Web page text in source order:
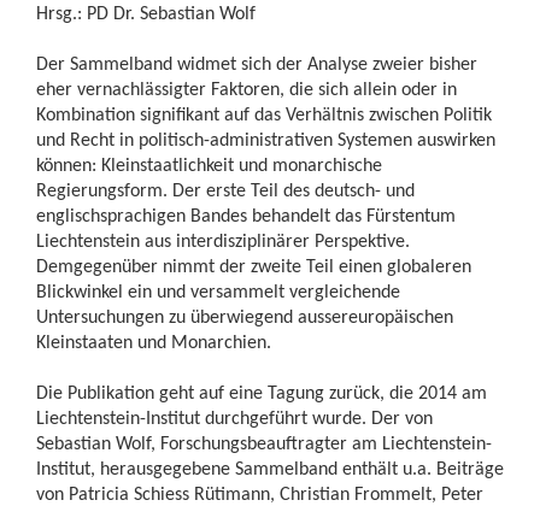
Hrsg.: PD Dr. Sebastian Wolf
Der Sammelband widmet sich der Analyse zweier bisher
eher vernachlässigter Faktoren, die sich allein oder in
Kombination signifikant auf das Verhältnis zwischen Politik
und Recht in politisch-administrativen Systemen auswirken
können: Kleinstaatlichkeit und monarchische
Regierungsform. Der erste Teil des deutsch- und
englischsprachigen Bandes behandelt das Fürstentum
Liechtenstein aus interdisziplinärer Perspektive.
Demgegenüber nimmt der zweite Teil einen globaleren
Blickwinkel ein und versammelt vergleichende
Untersuchungen zu überwiegend aussereuropäischen
Kleinstaaten und Monarchien.
Die Publikation geht auf eine Tagung zurück, die 2014 am
Liechtenstein-Institut durchgeführt wurde. Der von
Sebastian Wolf, Forschungsbeauftragter am Liechtenstein-
Institut, herausgegebene Sammelband enthält u.a. Beiträge
von Patricia Schiess Rütimann, Christian Frommelt, Peter